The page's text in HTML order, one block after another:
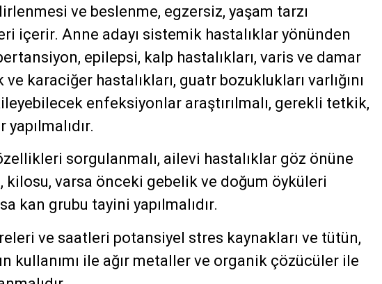
ve beslenme, egzersiz, yaşam tarzı
içerir. Anne adayı sistemik hastalıklar yönünden
epilepsi, kalp hastalıkları, varis ve damar
ve karaciğer hastalıkları, guatr bozuklukları varlığını
enfeksiyonlar araştırılmalı, gerekli tetkik,
sorgulanmalı, ailevi hastalıklar göz önüne
kilosu, varsa önceki gebelik ve doğum öyküleri
kan grubu tayini yapılmalıdır.
ve saatleri potansiyel stres kaynakları ve tütün,
kullanımı ile ağır metaller ve organik çözücüler ile